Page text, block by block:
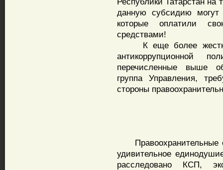
данную субсидию могут
которые оплатили
средствами!
К еще более
антикоррупционной
перечисленные выше
группа Управления,
стороны
Правоохранительные
удивительное
расследовано КСП,